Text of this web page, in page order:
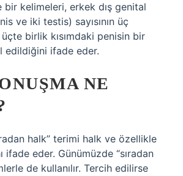
kelimeleri, erkek dış genital
ve iki testis) sayısının üç
birlik kısımdaki penisin bir
edildiğini ifade eder.
NE
halk” terimi halk ve özellikle
ifade eder. Günümüzde “sıradan
de kullanılır. Tercih edilirse